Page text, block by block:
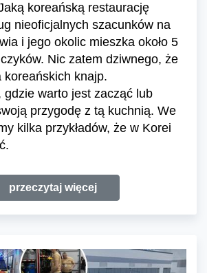
koreańską restaurację
nieoficjalnych szacunków na
i jego okolic mieszka około 5
Nic zatem dziwnego, że
koreańskich knajp.
gdzie warto jest zacząć lub
przygodę z tą kuchnią. We
kilka przykładów, że w Korei
przeczytaj więcej